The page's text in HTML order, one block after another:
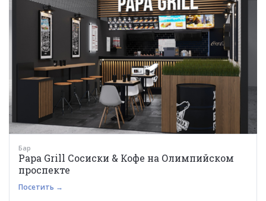
Бар
Papa Grill Сосиски & Кофе на Олимпийском
проспекте
Посетить →